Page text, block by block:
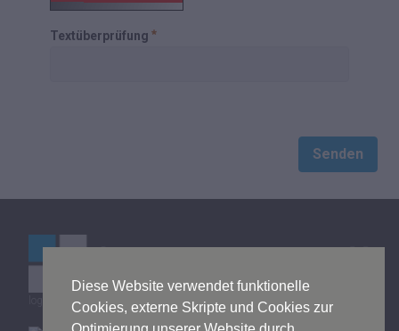
Diese Website verwendet funktionelle
Cookies, externe Skripte und Cookies zur
Textüberprüfung
Senden
logistics mall © by Bitergo GmbH